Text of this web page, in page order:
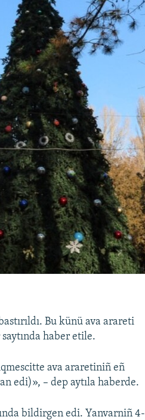
Bu künü ava arareti
saytında haber etile.
ava araretiniñ eñ
edi)», – dep aytıla haberde.
bildirgen edi. Yanvarniñ 4-